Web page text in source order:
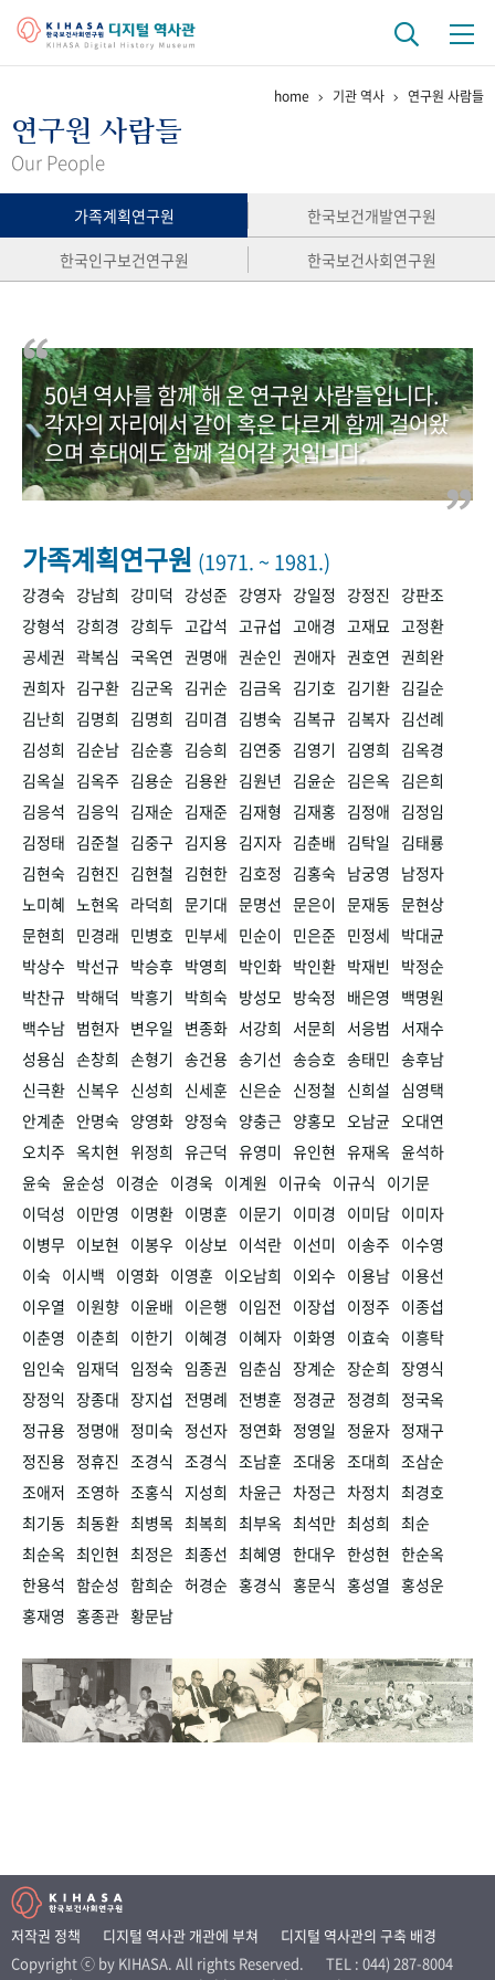
걸어온 길 기관 변천사
연구 역사
정책과 연구 키워드로 보는 연구 역사
연구자들
간행물 변천사
기록물 아카이브
사진 아카이브 문서 기록물 행정박물 영상 기록물
50+1주년 기념
+1
VR 역사관
home 기관 역사 연구원 사람들
연구원 사람들
Our People
가족계획연구원
한국보건개발연구원
한국인구보건연구원
한국보건사회연구원
50년 역사를 함께 해 온 연구원 사람들입니다.
각자의 자리에서 같이 혹은 다르게 함께 걸어왔
으며 후대에도 함께 걸어갈 것입니다.
가족계획연구원 (1971. ~ 1981.)
강경숙 강남희 강미덕 강성준 강영자 강일정 강정진
강판조
강형석
강희경 강희두 고갑석 고규섭 고애경 고재묘 고정환
공세권 곽복심 국옥연 권명애 권순인 권애자 권호연 권희완
권희자 김구환 김군옥 김귀순 김금옥 김기호 김기환 김길순
김난희
김명희 김명희 김미겸 김병숙 김복규 김복자 김선례
김성희
김순남 김순흥 김승희 김연중 김영기 김영희
김옥경
김옥실
김옥주 김용순 김용완 김원년 김윤순 김은옥 김은희
김응석
김응익 김재순 김재준 김재형 김재홍 김정애 김정임
김정태 김준철 김중구 김지용 김지자 김춘배 김탁일
김태룡
김현숙 김현진 김현철 김현한 김호정 김홍숙 남궁영
남정자
노미혜 노현옥 라덕희 문기대 문명선 문은이 문재동 문현상
문현희
민경래 민병호 민부세 민순이 민은준 민정세 박대균
박상수 박선규 박승후 박영희 박인화 박인환 박재빈
박정순
박찬규 박해덕 박흥기 박희숙 방성모 방숙정 배은영
백명원
백수남 범현자 변우일 변종화 서강희 서문희 서응범
서재수
성용심 손창희 손형기 송건용 송기선 송승호 송태민 송후남
신극환 신복우 신성희 신세훈 신은순 신정철 신희설
심영택
안계춘 안명숙 양영화 양정숙 양충근 양홍모 오남균 오대연
오치주 옥치현 위정희 유근덕 유영미 유인현 유재옥 윤석하
윤숙 윤순성 이경순 이경욱 이계원 이규숙 이규식
이기문
이덕성
이만영 이명환 이명훈 이문기 이미경 이미담 이미자
이병무 이보현 이봉우 이상보 이석란 이선미 이송주 이수영
이숙 이시백 이영화 이영훈 이오남희 이외수 이용남 이용선
이우열
이원향 이윤배 이은행 이임전 이장섭 이정주 이종섭
이춘영
이춘희 이한기 이혜경 이혜자 이화영 이효숙 이흥탁
임인숙 임재덕 임정숙 임종권 임춘심 장계순 장순희 장영식
장정익 장종대 장지섭 전명례 전병훈 정경균 정경희
정국옥
정규용 정명애 정미숙 정선자 정연화 정영일 정윤자 정재구
정진용 정휴진 조경식 조경식 조남훈 조대웅 조대희 조삼순
조애저 조영하 조홍식 지성희 차윤근 차정근 차정치 최경호
최기동 최동환 최병목 최복희 최부옥 최석만 최성희 최순
최순옥 최인현 최정은 최종선 최혜영 한대우 한성현 한순옥
한용석 함순성 함희순 허경순 홍경식 홍문식 홍성열 홍성운
홍재영 홍종관 황문남
저작권 정책 디지털 역사관 개관에 부쳐
디지털 역사관의 구축 배경
Copyright ⓒ by KIHASA. All rights Reserved.
TEL : 044) 287-8004